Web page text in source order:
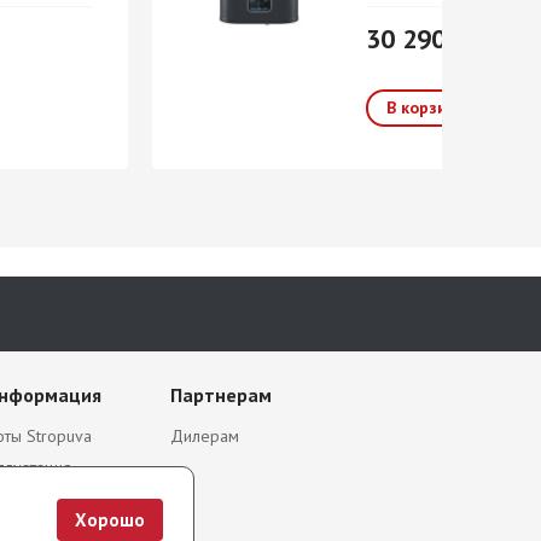
30 290 р. / шт
Stropuva
Партнерам
Дилерам
Хорошо